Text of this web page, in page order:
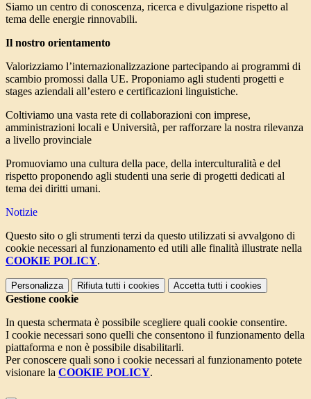
Siamo un centro di conoscenza, ricerca e divulgazione rispetto al
tema delle energie rinnovabili.
Il nostro orientamento
Valorizziamo l’internazionalizzazione partecipando ai programmi di
scambio promossi dalla UE. Proponiamo agli studenti progetti e
stages aziendali all’estero e certificazioni linguistiche.
Coltiviamo una vasta rete di collaborazioni con imprese,
amministrazioni locali e Università, per rafforzare la nostra rilevanza
a livello provinciale
Promuoviamo una cultura della pace, della interculturalità e del
rispetto proponendo agli studenti una serie di progetti dedicati al
tema dei diritti umani.
Notizie
Questo sito o gli strumenti terzi da questo utilizzati si avvalgono di
cookie necessari al funzionamento ed utili alle finalità illustrate nella
COOKIE POLICY.
Personalizza Rifiuta tutti i cookies Accetta tutti i cookies
Gestione cookie
In questa schermata è possibile scegliere quali cookie consentire.
I cookie necessari sono quelli che consentono il funzionamento della
piattaforma e non è possibile disabilitarli.
Per conoscere quali sono i cookie necessari al funzionamento potete
visionare la COOKIE POLICY.